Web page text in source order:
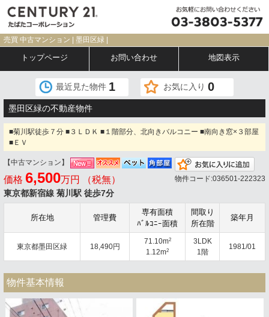
売買 中古マンション | 墨田区緑 |
トップページ お問い合わせ 地図表示
最近見た物件 1 お気に入り 0
墨田区緑の不動産物件
■菊川駅徒歩７分 ■３ＬＤＫ ■１階部分、北向きバルコニー ■南向き窓×３部屋
■ＥＶ
【中古マンション】
価格 6,500万円 （税無）
東京都新宿線 菊川駅 徒歩7分
物件コード:036501-222323
所在地 管理費
専有面積
ﾊﾞﾙｺﾆｰ面積
間取り
所在階
築年月
東京都墨田区緑 18,490円
71.10m2
1.12m2
3LDK
1階
1981/01
物件基本情報